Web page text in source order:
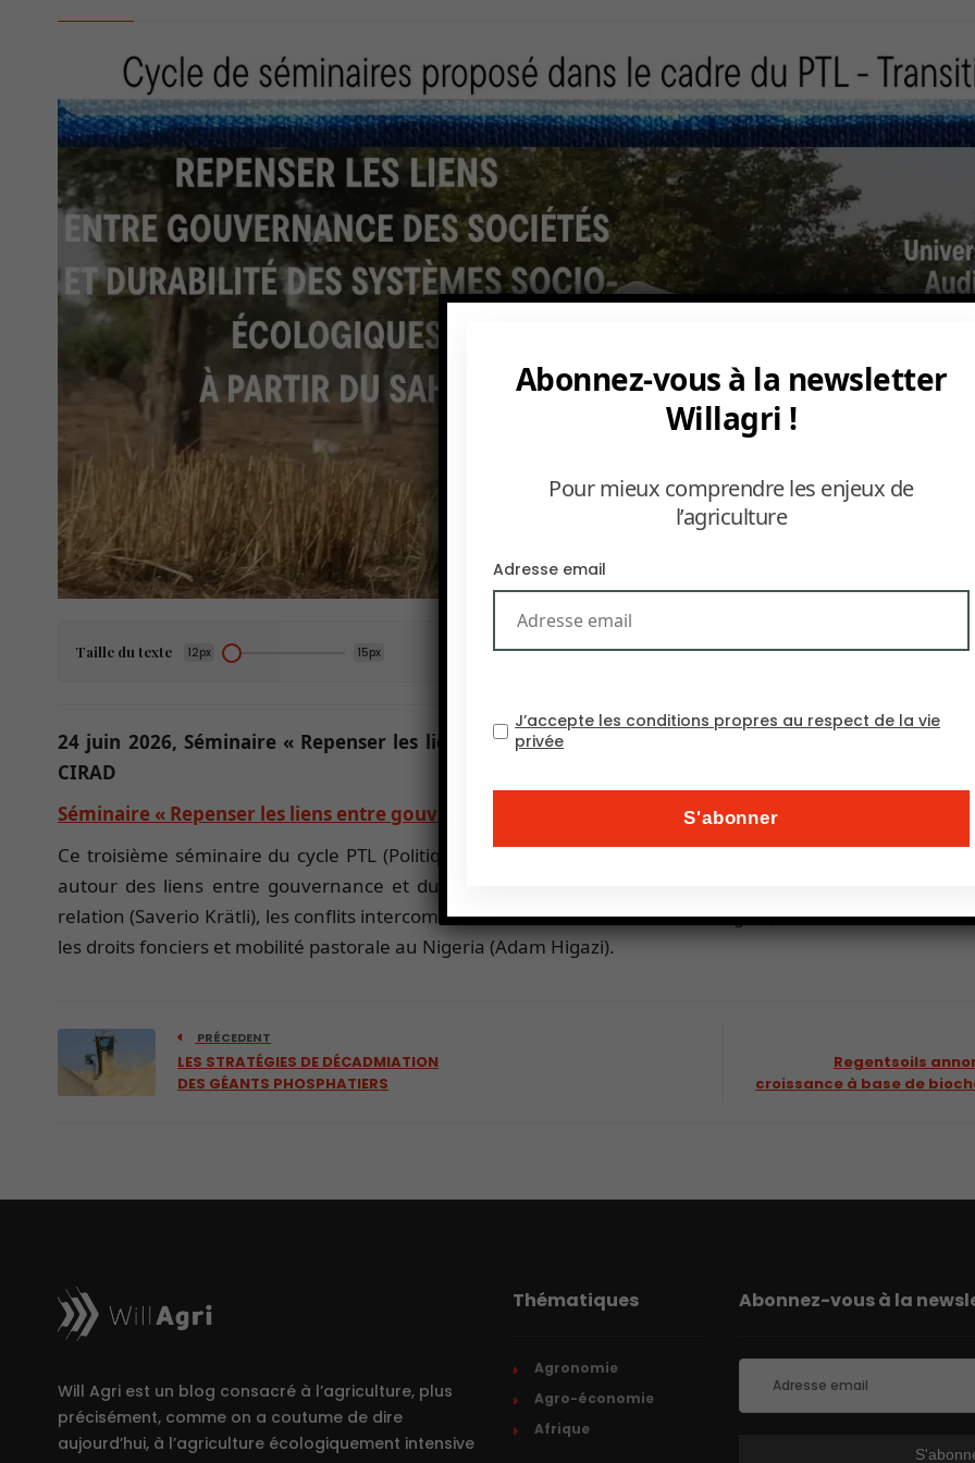
Taille du texte 12px 15px
24 juin 2026, Séminaire « Repenser les liens entre gouvernance des sociétés et durabilité des
CIRAD
Séminaire « Repenser les liens entre gouvernance des sociétés et durabilité des systèmes socio-
Ce troisième séminaire du cycle PTL (Politique, Transition, Lieu) réunira à Montpellier des chercheurs
autour des liens entre gouvernance et durabilité des systèmes socio-écologiques sahéliens. Les
relation (Saverio Krätli), les conflits intercommunautaires dans la Boucle du Niger (Charles Grémont,
les droits fonciers et mobilité pastorale au Nigeria (Adam Higazi).
PRÉCEDENT
LES STRATÉGIES DE DÉCADMIATION
DES GÉANTS PHOSPHATIERS
Regentsoils
croissance à base de
Will Agri est un blog consacré à l’agriculture, plus
précisément, comme on a coutume de dire
aujourd’hui, à l’agriculture écologiquement intensive
Thématiques
Agronomie
Agro-économie
Afrique
Abonnez-vous à la
Abonnez-vous à la newsletter
Willagri !
Pour mieux comprendre les enjeux de
l’agriculture
Adresse email
J’accepte les conditions propres au respect de la vie
privée